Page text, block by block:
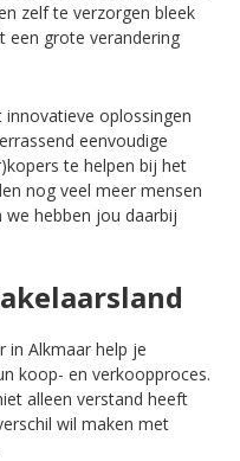
zelf te verzorgen bleek
een grote verandering
oplossingen
eenvoudige
te helpen bij het
nog veel meer mensen
we hebben jou daarbij
in Alkmaar help je
koop- en verkoopproces.
alleen verstand heeft
wil maken met